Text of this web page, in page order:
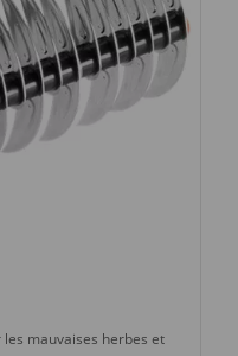
mauvaises herbes et